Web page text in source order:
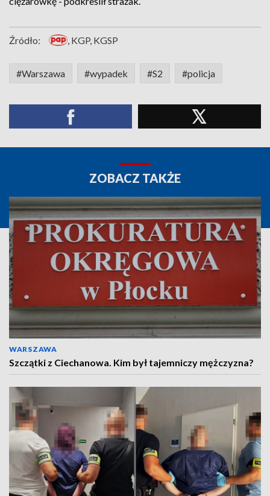
Źródło: , KGP, KGSP
#Warszawa #wypadek #S2 #policja
ZOBACZ TAKŻE
WARSZAWA
Szczątki z Ciechanowa. Kim był tajemniczy mężczyzna?